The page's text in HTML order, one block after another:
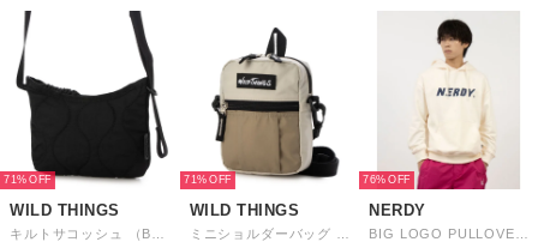
71%
WILD THINGS
71%
WILD THINGS
76%
NERDY